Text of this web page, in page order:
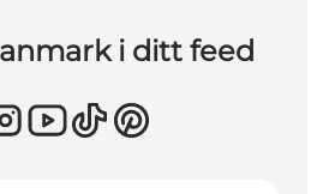
i ditt feed